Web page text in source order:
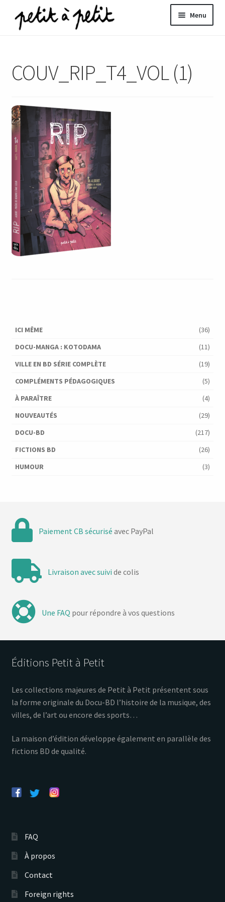
Aller
à
Aller
au
Menu
COUV_RIP_T4_VOL (1)
ICI MÊME
(36)
DOCU-MANGA : KOTODAMA
(11)
VILLE EN BD SÉRIE COMPLÈTE
(19)
COMPLÉMENTS PÉDAGOGIQUES
(5)
À PARAÎTRE
(4)
NOUVEAUTÉS
(29)
DOCU-BD
(217)
FICTIONS BD
(26)
HUMOUR
(3)
Paiement CB sécurisé avec PayPal
Livraison avec suivi de colis
Une FAQ pour répondre à vos questions
Éditions Petit à Petit
Les collections majeures de Petit à Petit présentent sous
la forme originale du Docu-BD l’histoire de la musique, des
villes, de l’art ou encore des sports…
La maison d’édition développe également en parallèle des
fictions BD de qualité.
FAQ
À propos
Contact
Foreign rights